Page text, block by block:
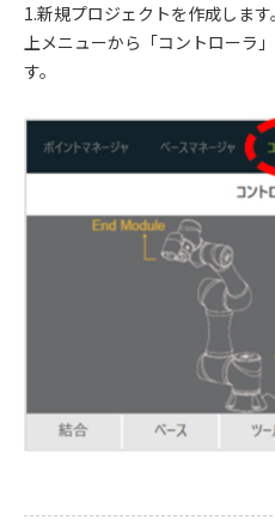
1.新規プロジェクトを作成します。
上メニューから「コントローラ
す。